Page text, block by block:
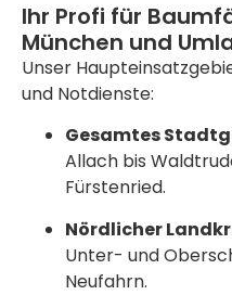
Ihr Profi für
München und
Unser
und Notdienste:
Gesamtes
Allach bis
Fürstenried.
Nördlicher
Unter- und
Neufahrn.